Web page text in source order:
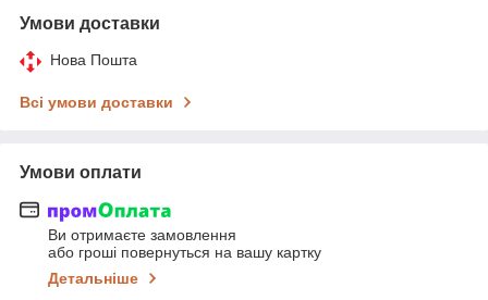
Умови доставки
Нова Пошта
Всі умови доставки
Умови оплати
Ви отримаєте замовлення
або гроші повернуться на вашу картку
Детальніше